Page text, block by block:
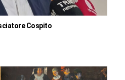
Cospito